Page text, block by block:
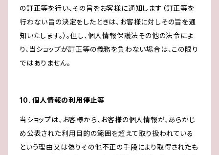
の訂正等を行い、その旨をお客様に通知します（訂正等を
行わない旨の決定をしたときは、お客様に対しその旨を通
知いたします。）。但し、個人情報保護法その他の法令によ
り、当ショップが訂正等の義務を負わない場合は、この限り
ではありません。
10. 個人情報の利用停止等
当ショップは、お客様から、お客様の個人情報が、あらかじ
め公表された利用目的の範囲を超えて取り扱われている
という理由又は偽りその他不正の手段により取得されたも